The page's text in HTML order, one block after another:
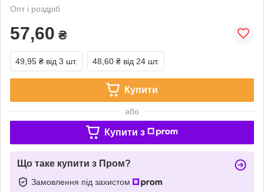
Опт і роздріб
57,60 ₴
49,95 ₴ від 3 шт. 48,60 ₴ від 24 шт.
Купити
або
Купити з
Що таке купити з Пром?
Замовлення під захистом